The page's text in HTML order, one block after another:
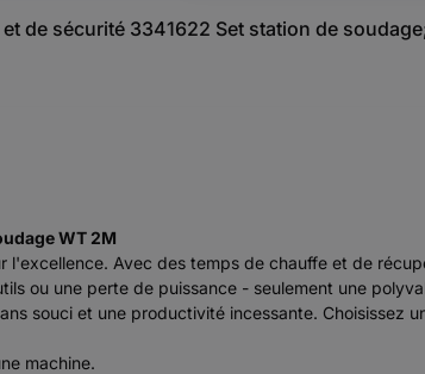
de sécurité 3341622 Set station de
WT 2M
l'excellence. Avec des temps de chauffe et de
ou une perte de puissance - seulement une
souci et une productivité incessante. Choisissez
machine.